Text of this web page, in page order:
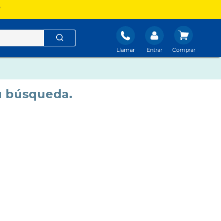
Llamar Entrar
búsqueda.